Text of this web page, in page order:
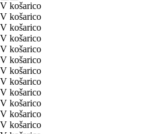
V košarico
V košarico
V košarico
V košarico
V košarico
V košarico
V košarico
V košarico
V košarico
V košarico
V košarico
V košarico